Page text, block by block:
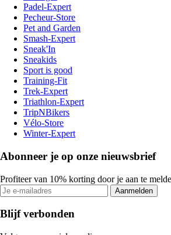
Padel-Expert
Pecheur-Store
Pet and Garden
Smash-Expert
Sneak'In
Sneakids
Sport is good
Training-Fit
Trek-Expert
Triathlon-Expert
TripNBikers
Vélo-Store
Winter-Expert
Abonneer je op onze nieuwsbrief
Profiteer van 10% korting door je aan te
Aanmelden
Blijf verbonden